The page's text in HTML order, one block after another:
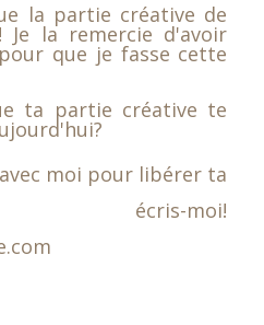
la partie créative de
Je la remercie d'avoir
que je fasse cette
ta partie créative te
moi pour libérer ta
écris-moi!